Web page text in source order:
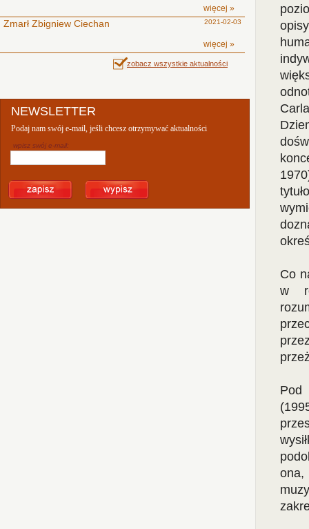
więcej »
Zmarł Zbigniew Ciechan 2021-02-03
więcej »
zobacz wszystkie aktualności
NEWSLETTER
Podaj nam swój e-mail, jeśli chcesz otrzymywać aktualności
wpisz swój e-mail:
Co
w
Pod
ona,